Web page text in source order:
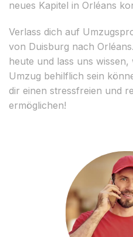
neues Kapitel in Orléans
Verlass dich auf
von Duisburg nach
heute und lass uns wissen,
Umzug behilflich sein
dir einen stressfreien und
ermöglichen!